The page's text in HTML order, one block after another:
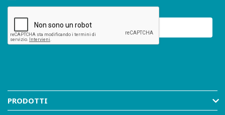
PRODOTTI